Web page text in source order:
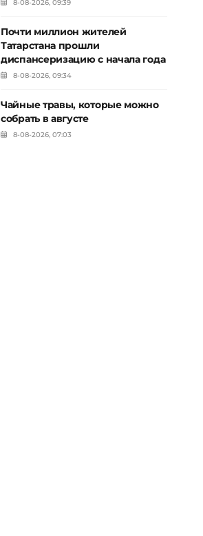
8-08-2026, 09:39
Почти миллион жителей
Татарстана прошли
диспансеризацию с начала года
8-08-2026, 09:34
Чайные травы, которые можно
собрать в августе
8-08-2026, 07:03